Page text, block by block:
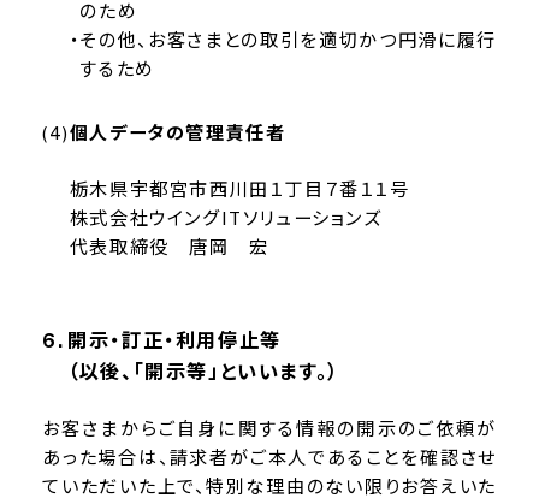
のため
その他、お客さまとの取引を適切かつ円滑に履行
するため
個人データの管理責任者
栃木県宇都宮市西川田１丁目７番１１号
株式会社ウイングITソリューションズ
代表取締役 唐岡 宏
開示・訂正・利用停止等
（以後、「開示等」といいます。）
お客さまからご自身に関する情報の開示のご依頼が
あった場合は、請求者がご本人であることを確認させ
ていただいた上で、特別な理由のない限りお答えいた